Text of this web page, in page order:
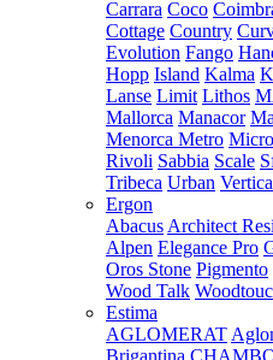
Carrara Coco
Cottage Country
Evolution Fango
Hopp Island Kalma
Lanse Limit Lithos
Mallorca Manacor
Menorca Metro Micro
Rivoli Sabbia Scale
Tribeca Urban
Ergon
Abacus Architect
Alpen Elegance Pro
Oros Stone Pigmento
Wood Talk
Estima
AGLOMERAT